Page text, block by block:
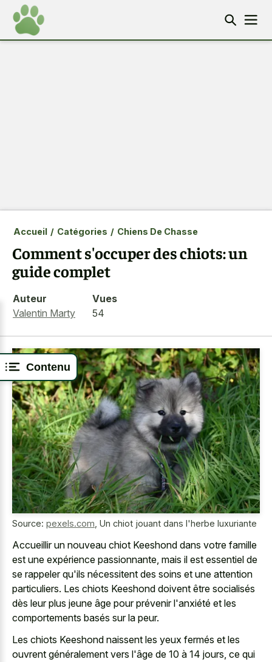
Contenu
Accueil / Catégories / Chiens De Chasse
Comment s'occuper des chiots: un
guide complet
Auteur
Valentin Marty
Vues
54
Source: pexels.com Un chiot jouant dans l'herbe luxuriante
Accueillir un nouveau chiot Keeshond dans votre famille
est une expérience passionnante, mais il est essentiel de
se rappeler qu'ils nécessitent des soins et une attention
particuliers. Les chiots Keeshond doivent être socialisés
dès leur plus jeune âge pour prévenir l'anxiété et les
comportements basés sur la peur.
Les chiots Keeshond naissent les yeux fermés et les
ouvrent généralement vers l'âge de 10 à 14 jours, ce qui